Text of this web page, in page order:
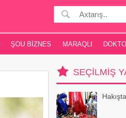
ŞOU BIZNES MARAQLI
SEÇILMIŞ
Hakışta